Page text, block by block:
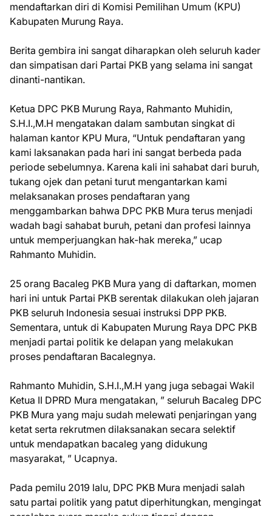
mendaftarkan diri di Komisi Pemilihan Umum (KPU)
Kabupaten Murung Raya.
Berita gembira ini sangat diharapkan oleh seluruh kader
dan simpatisan dari Partai PKB yang selama ini sangat
dinanti-nantikan.
Ketua DPC PKB Murung Raya, Rahmanto Muhidin,
S.H.I.,M.H mengatakan dalam sambutan singkat di
halaman kantor KPU Mura, “Untuk pendaftaran yang
kami laksanakan pada hari ini sangat berbeda pada
periode sebelumnya. Karena kali ini sahabat dari buruh,
tukang ojek dan petani turut mengantarkan kami
melaksanakan proses pendaftaran yang
menggambarkan bahwa DPC PKB Mura terus menjadi
wadah bagi sahabat buruh, petani dan profesi lainnya
untuk memperjuangkan hak-hak mereka,” ucap
Rahmanto Muhidin.
25 orang Bacaleg PKB Mura yang di daftarkan, momen
hari ini untuk Partai PKB serentak dilakukan oleh jajaran
PKB seluruh Indonesia sesuai instruksi DPP PKB.
Sementara, untuk di Kabupaten Murung Raya DPC PKB
menjadi partai politik ke delapan yang melakukan
proses pendaftaran Bacalegnya.
Rahmanto Muhidin, S.H.I.,M.H yang juga sebagai Wakil
Ketua II DPRD Mura mengatakan, ” seluruh Bacaleg DPC
PKB Mura yang maju sudah melewati penjaringan yang
ketat serta rekrutmen dilaksanakan secara selektif
untuk mendapatkan bacaleg yang didukung
masyarakat, ” Ucapnya.
Pada pemilu 2019 lalu, DPC PKB Mura menjadi salah
satu partai politik yang patut diperhitungkan, mengingat